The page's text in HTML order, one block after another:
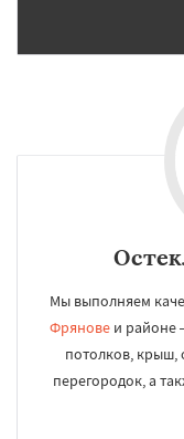
Мы выполняем
Фрянове и районе
потолков, крыш,
перегородок, а